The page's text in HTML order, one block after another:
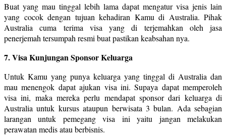
Buat yang mau tinggal lebih lama dapat mengatur visa jenis lain
yang cocok dengan tujuan kehadiran Kamu di Australia. Pihak
Australia cuma terima visa yang di terjemahkan oleh jasa
penerjemah tersumpah resmi buat pastikan keabsahan nya.
7. Visa Kunjungan Sponsor Keluarga
Untuk Kamu yang punya keluarga yang tinggal di Australia dan
mau menengok dapat ajukan visa ini. Supaya dapat memperoleh
visa ini, maka mereka perlu mendapat sponsor dari keluarga di
Australia untuk kursus ataupun berwisata 3 bulan. Ada sebagian
larangan untuk pemegang visa ini yaitu jangan melakukan
perawatan medis atau berbisnis.